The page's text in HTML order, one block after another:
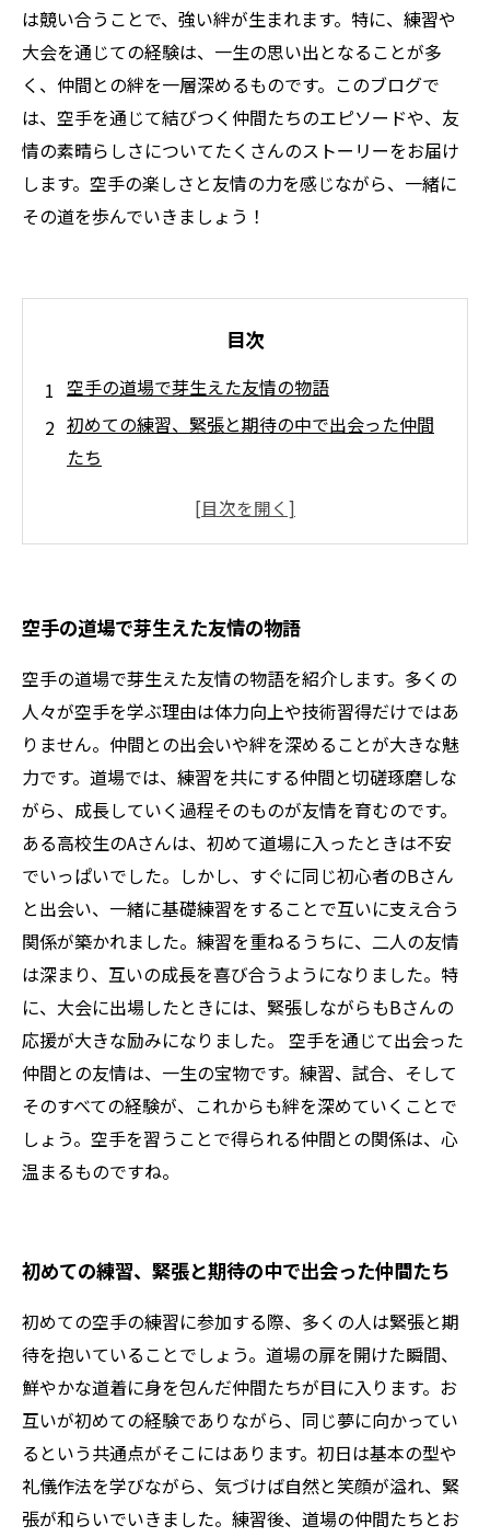
は競い合うことで、強い絆が生まれます。特に、練習や
大会を通じての経験は、一生の思い出となることが多
く、仲間との絆を一層深めるものです。このブログで
は、空手を通じて結びつく仲間たちのエピソードや、友
情の素晴らしさについてたくさんのストーリーをお届け
します。空手の楽しさと友情の力を感じながら、一緒に
その道を歩んでいきましょう！
目次
空手の道場で芽生えた友情の物語
初めての練習、緊張と期待の中で出会った仲間
たち
共に成長する中で育まれる絆と信頼
空手を通じて築いた友情、共に歩む未来
空手の道場で芽生えた友情の物語
空手の道場で芽生えた友情の物語を紹介します。多くの
人々が空手を学ぶ理由は体力向上や技術習得だけではあ
りません。仲間との出会いや絆を深めることが大きな魅
力です。道場では、練習を共にする仲間と切磋琢磨しな
がら、成長していく過程そのものが友情を育むのです。
ある高校生のAさんは、初めて道場に入ったときは不安
でいっぱいでした。しかし、すぐに同じ初心者のBさん
と出会い、一緒に基礎練習をすることで互いに支え合う
関係が築かれました。練習を重ねるうちに、二人の友情
は深まり、互いの成長を喜び合うようになりました。特
に、大会に出場したときには、緊張しながらもBさんの
応援が大きな励みになりました。 空手を通じて出会った
仲間との友情は、一生の宝物です。練習、試合、そして
そのすべての経験が、これからも絆を深めていくことで
しょう。空手を習うことで得られる仲間との関係は、心
温まるものですね。
初めての練習、緊張と期待の中で出会った仲間たち
初めての空手の練習に参加する際、多くの人は緊張と期
待を抱いていることでしょう。道場の扉を開けた瞬間、
鮮やかな道着に身を包んだ仲間たちが目に入ります。お
互いが初めての経験でありながら、同じ夢に向かってい
るという共通点がそこにはあります。初日は基本の型や
礼儀作法を学びながら、気づけば自然と笑顔が溢れ、緊
張が和らいでいきました。練習後、道場の仲間たちとお